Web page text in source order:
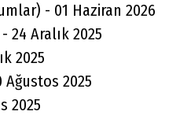
- 01 Haziran 2026
24 Aralık 2025
2025
Ağustos 2025
2025